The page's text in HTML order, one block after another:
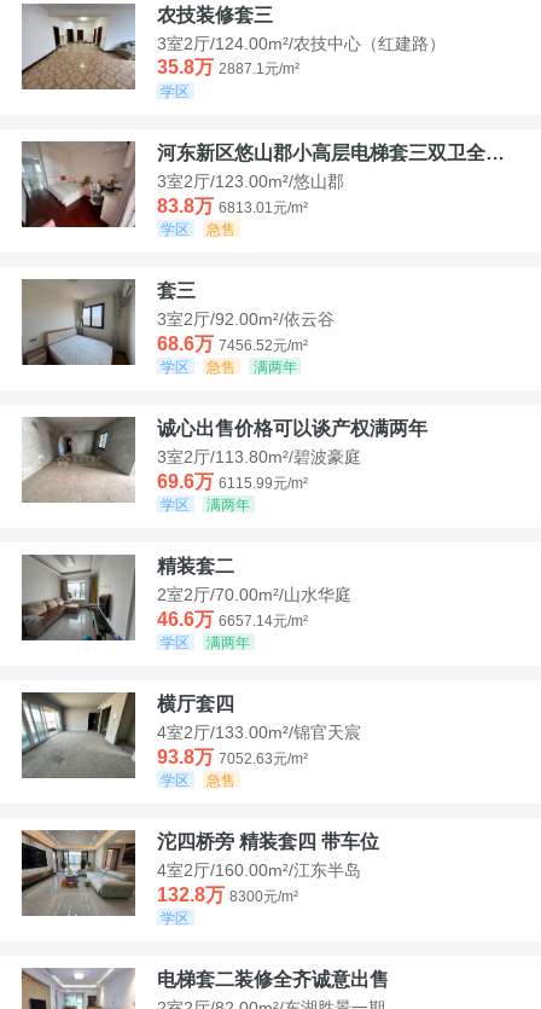
农技装修套三
3室2厅/124.00m²/农技中心（红建路）
35.8万 2887.1元/m²
学区
河东新区悠山郡小高层电梯套三双卫全装带家具家电
3室2厅/123.00m²/悠山郡
83.8万 6813.01元/m²
学区
急售
套三
3室2厅/92.00m²/依云谷
68.6万 7456.52元/m²
学区
急售 满两年
诚心出售价格可以谈产权满两年
3室2厅/113.80m²/碧波豪庭
69.6万 6115.99元/m²
学区
满两年
精装套二
2室2厅/70.00m²/山水华庭
46.6万 6657.14元/m²
学区
满两年
横厅套四
4室2厅/133.00m²/锦官天宸
93.8万 7052.63元/m²
学区
急售
沱四桥旁 精装套四 带车位
4室2厅/160.00m²/江东半岛
132.8万 8300元/m²
学区
电梯套二装修全齐诚意出售